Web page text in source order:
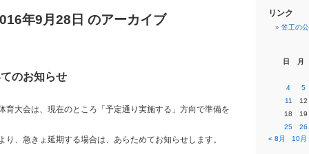
年9月28日 のアーカイブ
のお知らせ
育大会は、現在のところ「予定通り実施する」方向で準備を
り、急きょ延期する場合は、あらためてお知らせします。
リンク
笠工の
日 月
4
5
11
12
18
19
25
26
« 8月
10月